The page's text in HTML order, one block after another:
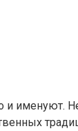
именуют.